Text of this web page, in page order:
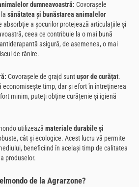
dumneavoastră: Covorașele
sănătatea și bunăstarea animalelor
absorbție a șocurilor protejează articulațiile și
ceea ce contribuie la o mai bună
asigură, de asemenea, o mai
de rănire.
Covorașele de grajd suntușor de curățat.
economisește timp, dar și efort în întreținerea
minim, puteți obține curățenie și igienă
utilizează materiale durabile și
cât și ecologice. Acest lucru vă permite
beneficiind în același timp de calitatea
produselor.
de la Agrarzone?